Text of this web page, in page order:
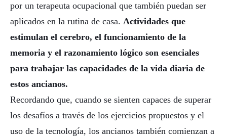
por un terapeuta ocupacional que también puedan ser
aplicados en la rutina de casa. Actividades que
estimulan el cerebro, el funcionamiento de la
memoria y el razonamiento lógico son esenciales
para trabajar las capacidades de la vida diaria de
estos ancianos.
Recordando que, cuando se sienten capaces de superar
los desafíos a través de los ejercicios propuestos y el
uso de la tecnología, los ancianos también comienzan a